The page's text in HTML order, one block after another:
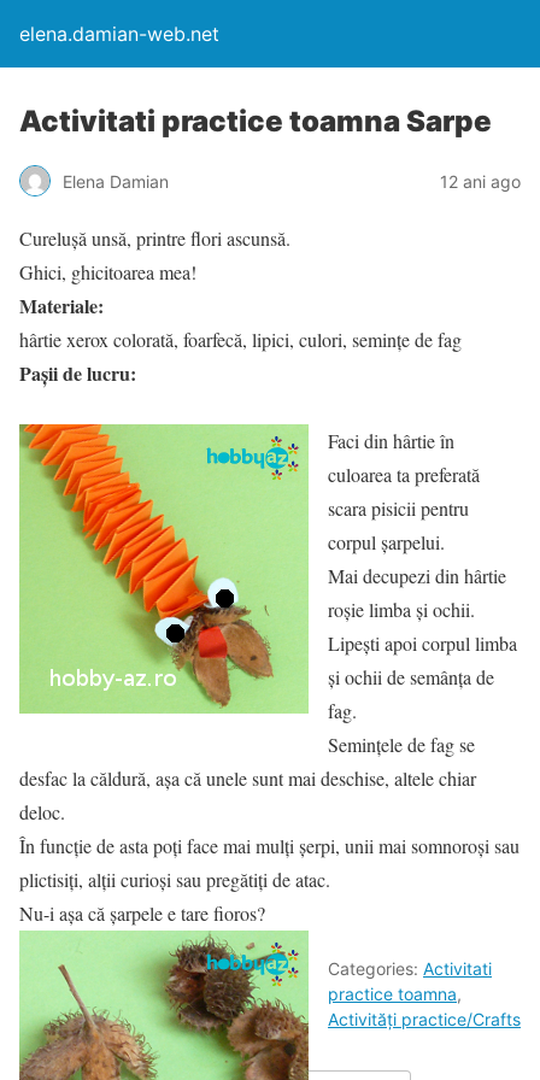
elena.damian-web.net
Activitati practice toamna Sarpe
Elena Damian 12 ani ago
Curelușă unsă, printre flori ascunsă.
Ghici, ghicitoarea mea!
Materiale:
hârtie xerox colorată, foarfecă, lipici, culori, semințe de fag
Pașii de lucru:
Faci din hârtie în
culoarea ta preferată
scara pisicii pentru
corpul șarpelui.
Mai decupezi din hârtie
roșie limba și ochii.
Lipești apoi corpul limba
și ochii de semânța de
fag.
Semințele de fag se
desfac la căldură, așa că unele sunt mai deschise, altele chiar
deloc.
În funcție de asta poți face mai mulți șerpi, unii mai somnoroși sau
plictisiți, alții curioși sau pregătiți de atac.
Nu-i așa că șarpele e tare fioros?
Categories: Activitati
practice toamna,
Activități practice/Crafts